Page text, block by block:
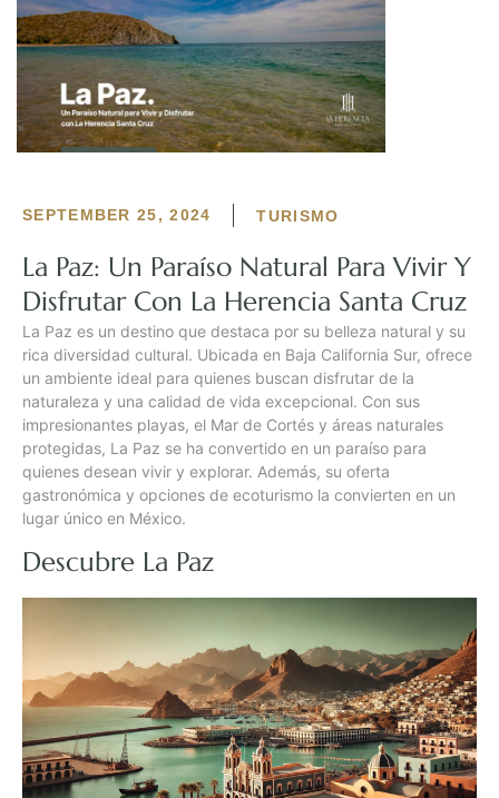
SEPTEMBER 25, 2024 TURISMO
La Paz: Un Paraíso Natural Para Vivir Y
Disfrutar Con La Herencia Santa Cruz
La Paz es un destino que destaca por su belleza natural y su
rica diversidad cultural. Ubicada en Baja California Sur, ofrece
un ambiente ideal para quienes buscan disfrutar de la
naturaleza y una calidad de vida excepcional. Con sus
impresionantes playas, el Mar de Cortés y áreas naturales
protegidas, La Paz se ha convertido en un paraíso para
quienes desean vivir y explorar. Además, su oferta
gastronómica y opciones de ecoturismo la convierten en un
lugar único en México.
Descubre La Paz